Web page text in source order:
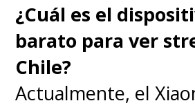
¿Cuál es el
barato para ver
Chile?
Actualmente, el